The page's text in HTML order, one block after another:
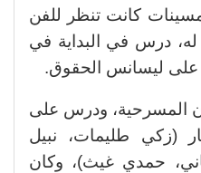
كانت تنظر للفن
درس في البداية في
ليسانس الحقوق.
المسرحية، ودرس على
(زكي طليمات، نبيل
حمدي غيث)، وكان